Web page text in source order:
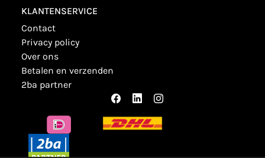
KLANTENSERVICE
contact
privacy policy
over ons
betalen en verzenden
2ba partner